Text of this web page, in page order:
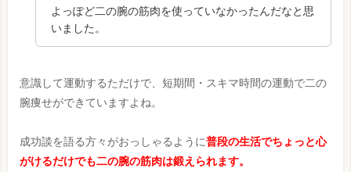
よっぽど二の腕の筋肉を使っていなかったんだなと思
いました。
意識して運動するただけで、短期間・スキマ時間の運動で二の
腕痩せができていますよね。
成功談を語る方々がおっしゃるように普段の生活でちょっと心
がけるだけでも二の腕の筋肉は鍛えられます。